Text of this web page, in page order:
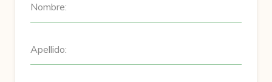
Nombre:
Apellido: